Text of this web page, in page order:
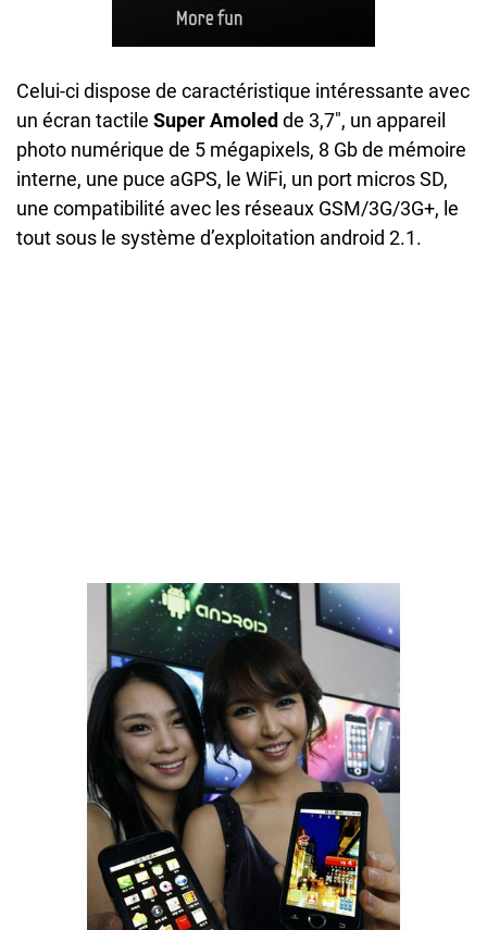
Celui-ci dispose de caractéristique intéressante avec
un écran tactile Super Amoled de 3,7″, un appareil
photo numérique de 5 mégapixels, 8 Gb de mémoire
interne, une puce aGPS, le WiFi, un port micros SD,
une compatibilité avec les réseaux GSM/3G/3G+, le
tout sous le système d’exploitation android 2.1.